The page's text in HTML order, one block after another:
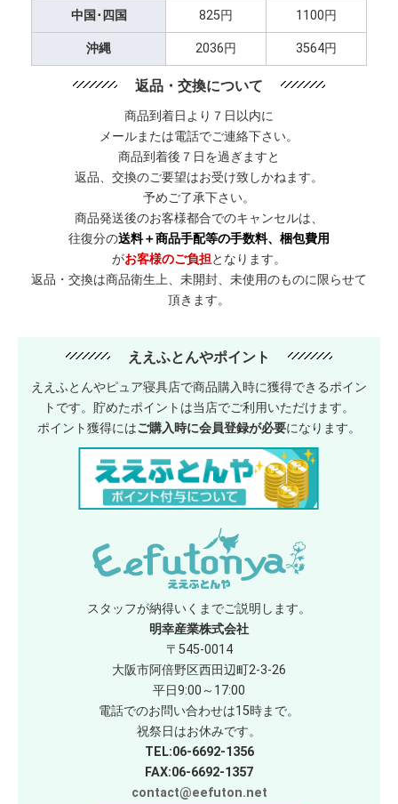
中国･四国 825円 1100円
沖縄 2036円 3564円
返品・交換について
商品到着日より７日以内に
メールまたは電話でご連絡下さい。
商品到着後７日を過ぎますと
返品、交換のご要望はお受け致しかねます。
予めご了承下さい。
商品発送後のお客様都合でのキャンセルは、
往復分の送料＋商品手配等の手数料、梱包費用
がお客様のご負担となります。
返品・交換は商品衛生上、未開封、未使用のものに限らせて
頂きます。
ええふとんやポイント
ええふとんやピュア寝具店で商品購入時に獲得できるポイン
トです。貯めたポイントは当店でご利用いただけます。
ポイント獲得にはご購入時に会員登録が必要になります。
スタッフが納得いくまでご説明します。
明幸産業株式会社
〒545-0014
大阪市阿倍野区西田辺町2-3-26
平日9:00～17:00
電話でのお問い合わせは15時まで。
祝祭日はお休みです。
TEL:06-6692-1356
FAX:06-6692-1357
contact@eefuton.net